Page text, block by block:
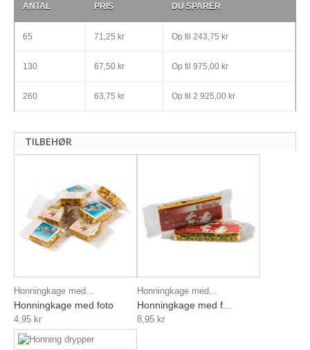
ANTAL PRIS DU SPARER
65 71,25 kr Op til 243,75 kr
130 67,50 kr Op til 975,00 kr
260 63,75 kr Op til 2 925,00 kr
TILBEHØR
Honningkage med...
Honningkage med foto
4,95 kr
Honningkage med...
Honningkage med f...
8,95 kr